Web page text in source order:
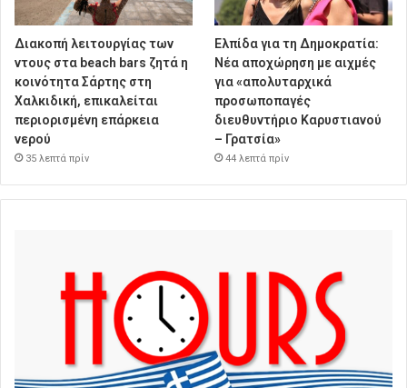
Διακοπή λειτουργίας των
ντους στα beach bars ζητά η
κοινότητα Σάρτης στη
Χαλκιδική, επικαλείται
περιορισμένη επάρκεια
νερού
35 λεπτά πρίν
Ελπίδα για τη Δημοκρατία:
Νέα αποχώρηση με αιχμές
για «απολυταρχικά
προσωποπαγές
διευθυντήριο Καρυστιανού
– Γρατσία»
44 λεπτά πρίν